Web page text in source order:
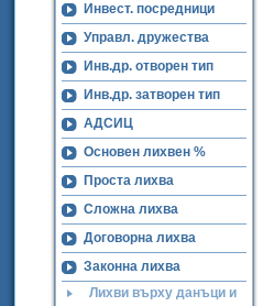
Инвест. посредници
Управл. дружества
Инв.др. отворен тип
Инв.др. затворен тип
АДСИЦ
Основен лихвен %
Проста лихва
Сложна лихва
Договорна лихва
Законна лихва
Лихви върху данъци и